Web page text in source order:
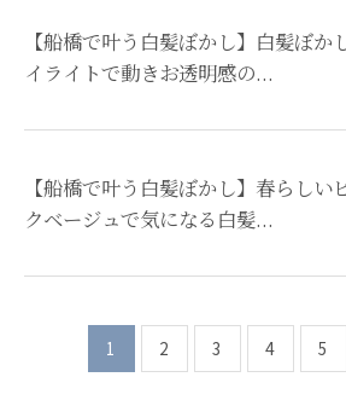
【船橋で叶う白髪ぼかし】白髪ぼか
イライトで動きお透明感の...
【船橋で叶う白髪ぼかし】春らしい
クベージュで気になる白髪...
1 2 3 4 5